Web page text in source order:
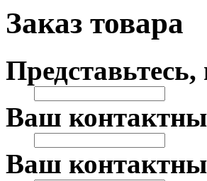
Заказ товара
Ваш
Ваш